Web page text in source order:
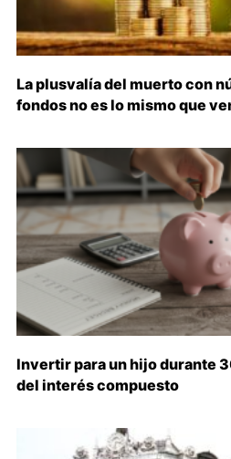
La plusvalía del muerto con
fondos no es lo mismo que
Invertir para un hijo durante
del interés compuesto